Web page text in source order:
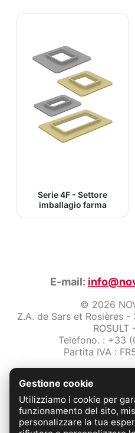
Serie 4F - Settore
imballagio farma
E-mail:
© 2026
Z.A. de Sars et Rosières
ROSULT
Telefono. : +33
Partita IVA :
Condizioni
FABRICATION
Gestione cookie
Utilizziamo i cookie per
funzionamento del sito,
personalizzare la tua